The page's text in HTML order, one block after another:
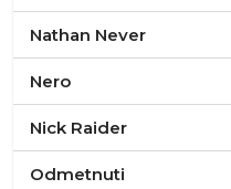
Nathan Never
Nero
Nick Raider
Odmetnuti